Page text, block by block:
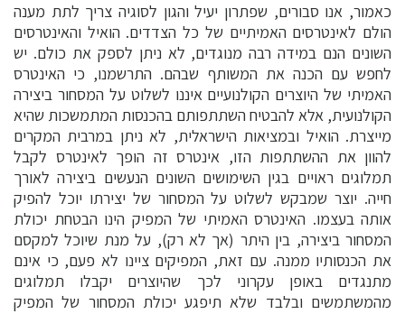
כאמור, אנו סבורים, שפתרון יעיל והגון לסוגיה צריך לתת מענה
הולם לאינטרסים האמיתיים של כל הצדדים. הואיל והאינטרסים
השונים הנם במידה רבה מנוגדים, לא ניתן לספק את כולם. יש
לחפש עם הכנה את המשותף שבהם. התרשמנו, כי האינטרס
האמיתי של היוצרים הקולנועיים איננו לשלוט על המסחור ביצירה
הקולנועית, אלא להבטיח השתתפותם בהכנסות המתמשכות שהיא
מייצרת. הואיל ובמציאות הישראלית, לא ניתן במרבית המקרים
להוון את ההשתתפות הזו, אינטרס זה הופך לאינטרס לקבל
תמלוגים ראויים בגין השימושים השונים הנעשים ביצירה לאורך
חייה. יוצר שמבקש לשלוט על המסחור של יצירתו יוכל להפיק
אותה בעצמו. האינטרס האמיתי של המפיק הינו הבטחת יכולת
המסחור ביצירה, בין היתר (אך לא רק), על מנת שיוכל למקסם
את הכנסותיו ממנה. עם זאת, המפיקים ציינו לא פעם, כי אינם
מתנגדים באופן עקרוני לכך שהיוצרים יקבלו תמלוגים
מהמשתמשים ובלבד שלא תיפגע יכולת המסחור של המפיק